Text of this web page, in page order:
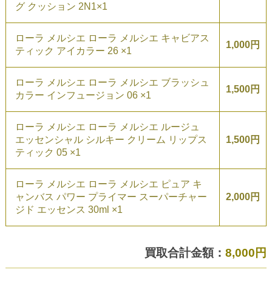
グ クッション 2N1×1
ローラ メルシエ ローラ メルシエ キャビアス
ティック アイカラー 26 ×1
1,000円
ローラ メルシエ ローラ メルシエ ブラッシュ
カラー インフュージョン 06 ×1
1,500円
ローラ メルシエ ローラ メルシエ ルージュ
エッセンシャル シルキー クリーム リップス
ティック 05 ×1
1,500円
ローラ メルシエ ローラ メルシエ ピュア キ
ャンバス パワー プライマー スーパーチャー
ジド エッセンス 30ml ×1
2,000円
買取合計金額：8,000円